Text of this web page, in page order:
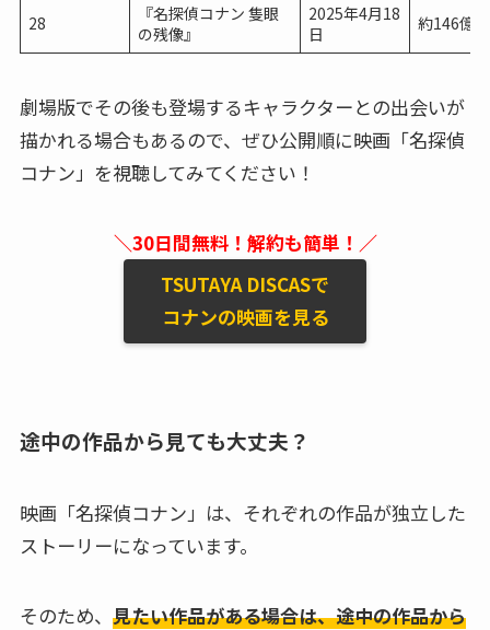
28
『名探偵コナン 隻眼
の残像』
2025年4月18
日
約146億円
劇場版でその後も登場するキャラクターとの出会いが
描かれる場合もあるので、ぜひ公開順に映画「名探偵
コナン」を視聴してみてください！
＼30日間無料！解約も簡単！／
TSUTAYA DISCASで
コナンの映画を見る
途中の作品から見ても大丈夫？
映画「名探偵コナン」は、それぞれの作品が独立した
ストーリーになっています。
そのため、 見たい作品がある場合は、途中の作品から